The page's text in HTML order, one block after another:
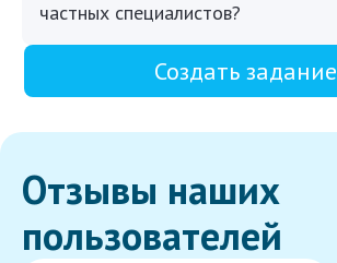
частных специалистов?
Создать задание
Отзывы наших
пользователей